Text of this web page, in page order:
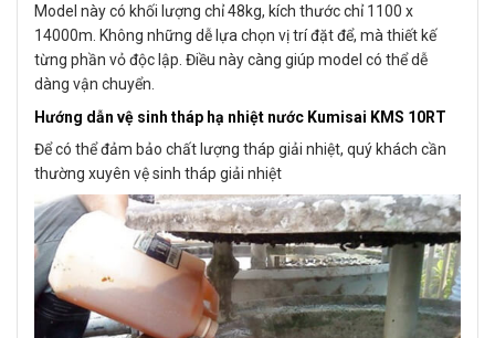
Model này có khối lượng chỉ 48kg, kích thước chỉ 1100 x
14000m. Không những dễ lựa chọn vị trí đặt để, mà thiết kế
từng phần vỏ độc lập. Điều này càng giúp model có thể dễ
dàng vận chuyển.
Hướng dẫn vệ sinh tháp hạ nhiệt nước Kumisai KMS 10RT
Để có thể đảm bảo chất lượng tháp giải nhiệt, quý khách cần
thường xuyên vệ sinh tháp giải nhiệt